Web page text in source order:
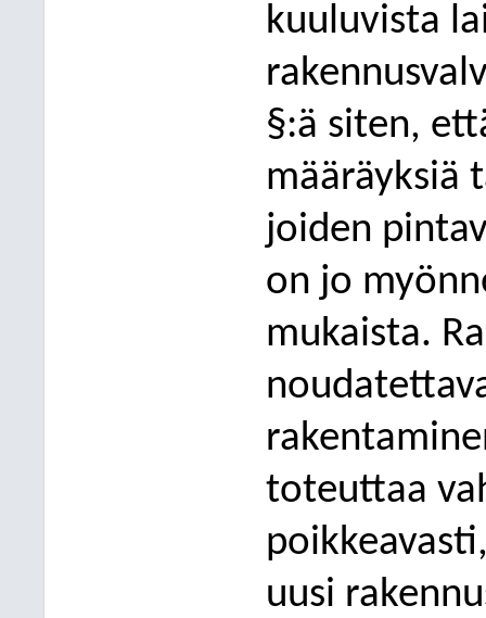
kuuluvista
ra
§:ä siten,
määräyksiä
joiden
on jo
mukaista.
toteuttaa
uusi